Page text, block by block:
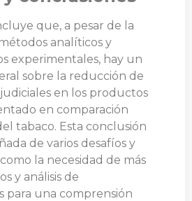
que, a pesar de la
analíticos y
experimentales, hay un
sobre la reducción de
en los productos
en comparación
tabaco. Esta conclusión
de varios desafíos y
la necesidad de más
y análisis de
para una comprensión